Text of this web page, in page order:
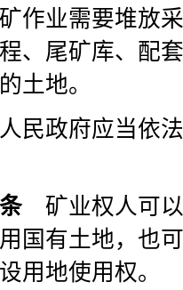
作业需要堆放
、尾矿库、配
土地。
民政府应当依
矿业权人可以
国有土地，也
用地使用权。